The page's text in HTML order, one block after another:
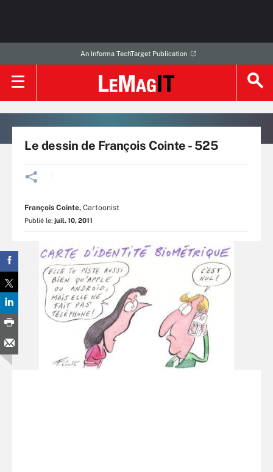
An Informa TechTarget Publication
Le dessin de François Cointe - 525
François Cointe, Cartoonist
Publié le: juil. 10, 2011